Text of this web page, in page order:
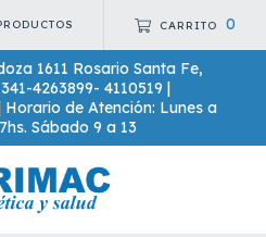
CARRITO 0
1611 Rosario Santa Fe,
4263899- 4110519 |
de Atención: Lunes a
Sábado 9 a 13